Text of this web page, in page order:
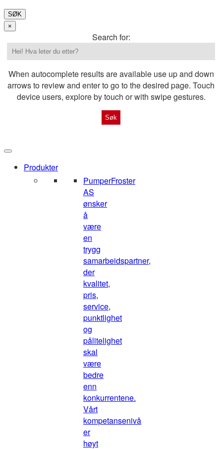
SØK
×
Search for:
When autocomplete results are available use up and down
arrows to review and enter to go to the desired page. Touch
device users, explore by touch or with swipe gestures.
Produkter
PumperFroster
AS
ønsker
å
være
en
trygg
samarbeidspartner,
der
kvalitet,
pris,
service,
punktlighet
og
pålitelighet
skal
være
bedre
enn
konkurrentene.
Vårt
kompetansenivå
er
høyt